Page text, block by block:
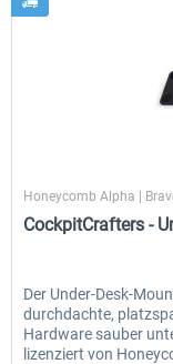
Honeycomb Alpha |
CockpitCrafters -
Der Under-Desk-
durchdachte,
Hardware sauber
lizenziert von